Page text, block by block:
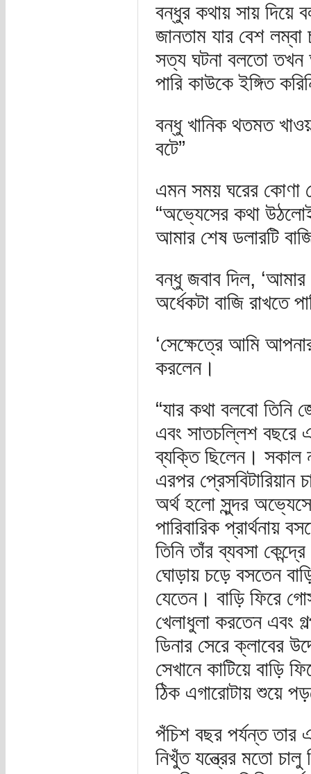
বন্ধুর কথায় সায়
জানতাম যার বেশ
সত্য ঘটনা বলতো তখন
পারি কাউকে ইঙ্গিত
বন্ধু খানিক থতমত
বটে”
এমন সময় ঘরের কোণা
“অভ্যেসের কথা
আমার শেষ ডলারটি
বন্ধু জবাব দিল,
অর্ধেকটা বাজি রাখতে
‘সেক্ষেত্রে আমি
করলেন।
“যার কথা বলবো তিনি
এবং সাতচল্লিশ বছরে
ব্যক্তি ছিলেন। সকাল
এরপর প্রেসবিটারিয়ান
অর্থ হলো সুন্দর
পারিবারিক
তিনি তাঁর ব্যবসা
ঘোড়ায় চড়ে বসতেন
যেতেন। বাড়ি ফিরে
খেলাধুলা করতেন এবং
ডিনার সেরে ক্লাবের
সেখানে কাটিয়ে বাড়ি
ঠিক এগারোটায় শুয়ে
পঁচিশ বছর পর্যন্ত তার
নিখুঁত যন্ত্রের মতো